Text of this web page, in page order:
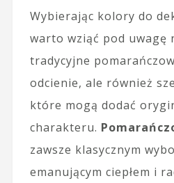
Wybierając kolory do
warto wziąć pod uwagę
tradycyjne
odcienie, ale również
które mogą dodać
charakteru.
zawsze klasycznym
emanującym ciepłem i